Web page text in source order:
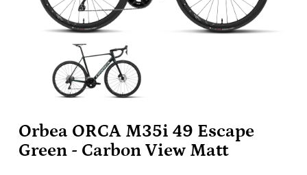
Orbea ORCA M35i 49 Escape
Green - Carbon View Matt